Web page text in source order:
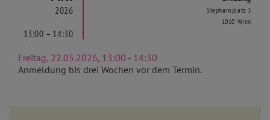
2026
13:00 – 14:30
Stephansplatz 3
1010 Wien
Freitag, 22.05.2026, 13:00 - 14:30
Anmeldung bis drei Wochen vor dem Termin.